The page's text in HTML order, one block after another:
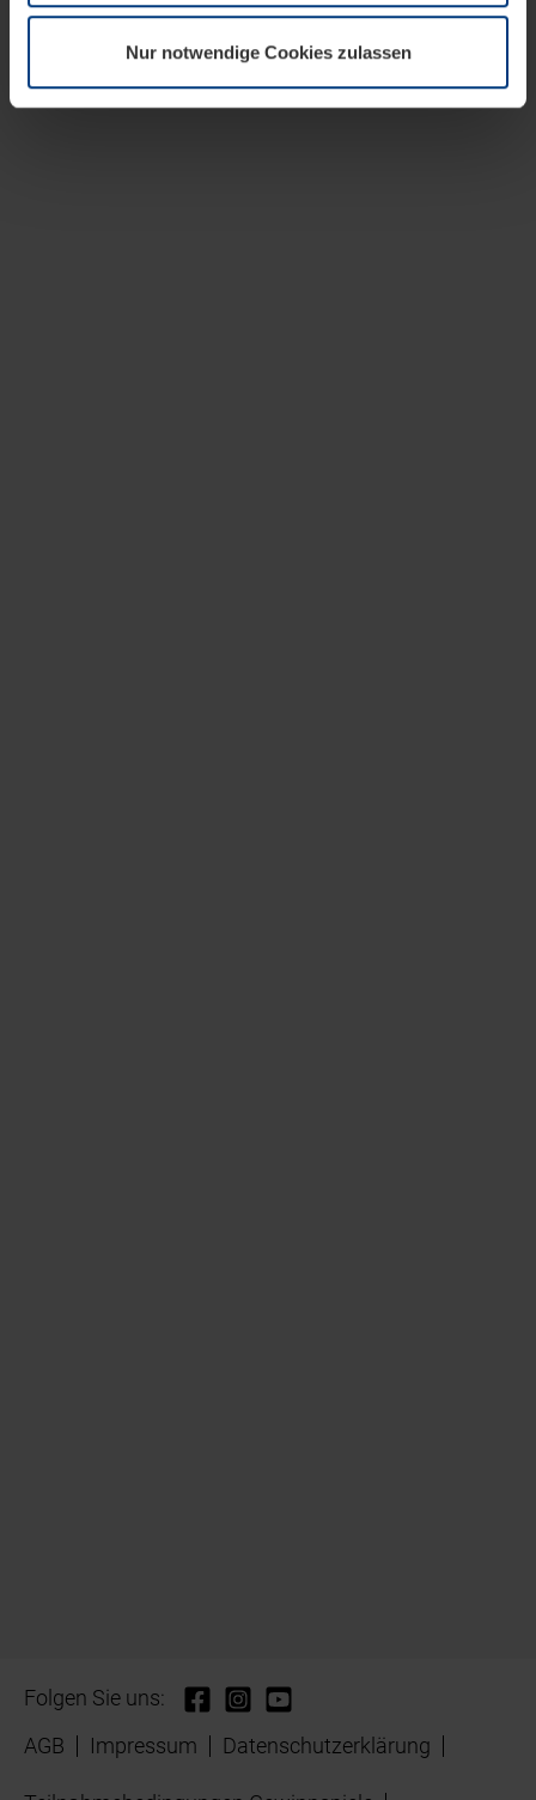
Datenschutzerklärungunserer Website ändern oder
widerrufen.
Nur notwendige Cookies zulassen
Folgen Sie uns:
AGB
Impressum Datenschutzerklärung